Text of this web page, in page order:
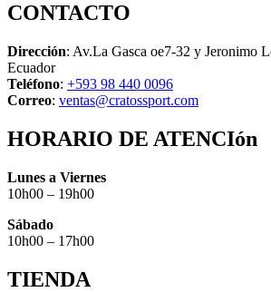
CONTACTO
Dirección: Av.La Gasca oe7-32 y Jeronimo
Ecuador
Teléfono: +593 98 440 0096
Correo: ventas@cratossport.com
HORARIO DE ATENCIón
Lunes a Viernes
10h00 – 19h00
Sábado
10h00 – 17h00
TIENDA